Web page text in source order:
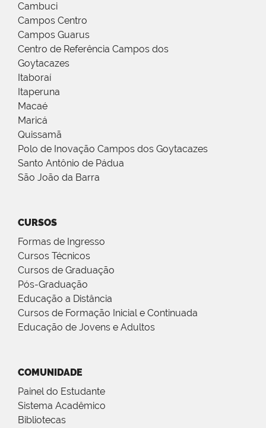
Cambuci
Campos Centro
Campos Guarus
Centro de Referência Campos dos
Goytacazes
Itaboraí
Itaperuna
Macaé
Maricá
Quissamã
Polo de Inovação Campos dos Goytacazes
Santo Antônio de Pádua
São João da Barra
CURSOS
Formas de Ingresso
Cursos Técnicos
Cursos de Graduação
Pós-Graduação
Educação a Distância
Cursos de Formação Inicial e Continuada
Educação de Jovens e Adultos
COMUNIDADE
Painel do Estudante
Sistema Acadêmico
Bibliotecas